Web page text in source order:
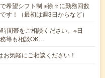
希望シフト制 ※徐々に勤務回数
す！（最初は週3日からなど）
間帯をご相談ください。※日
等も相談OK…
気軽にご相談ください！